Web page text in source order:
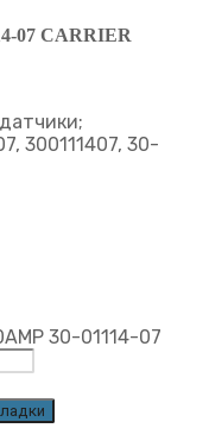
07 CARRIER
300111407, 30-
30-01114-07